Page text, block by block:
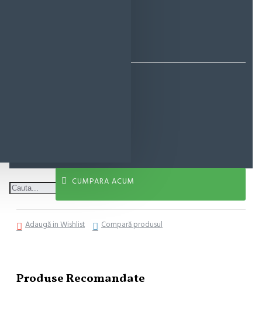
CUMPARA ACUM
Adaugă in Wishlist Compară produsul
Produse Recomandate